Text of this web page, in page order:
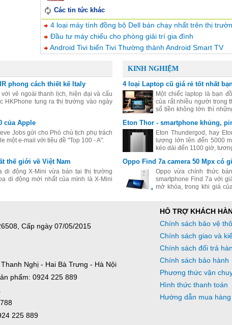
Các tin tức khác
4 loại máy tính đồng bộ Dell bán chạy nhất trên thị
Đầu tư máy chiếu cho phòng giải trí gia đình
Android Tivi biến Tivi Thường thành Android Smart TV
phong cách thiết kế Italy
vẻ ngoài thanh lịch, hiện đại và cấu
HKPhone tung ra thị trường vào ngày
của Apple
Jobs gửi cho Phó chủ tịch phụ trách
một e-mail với tiêu đề "Top 100 - A".
thế giới về Việt Nam
di động X-Mini vừa bán tại thị trường
di động mới nhất của mình là X-Mini
KINH NGHIỆM
4 loại Laptop cũ giá rẻ tốt nhất
Một chiếc laptop là bạn
của rất nhiều người trong
số tiền không lớn thì
Eton Thor - smartphone khủng,
Eton Thundergod, hay
lượng lớn lên đến 5000
kéo dài đến 1100 giờ,
Oppo Find 7a camera 50 Mpx có
Oppo vừa chính thức
smartphone Find 7a với
mở khóa, trong khi giá
Cấp ngày 07/05/2015
Nghị - Hai Bà Trưng - Hà Nội
phẩm: 0924 225 889
225 889
HỖ TRỢ KHÁCH
Chính sách bảo vệ
Chính sách giao và
Chính sách đổi trả
Chính sách bảo hành
Phương thức vận
Hình thức thanh toán
Hướng dẫn mua